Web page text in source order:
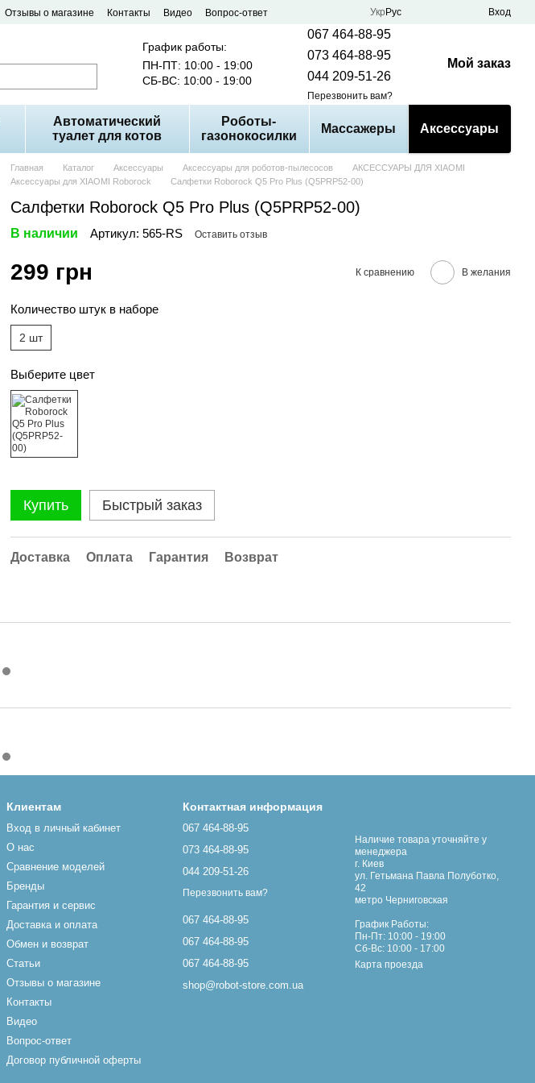
Отзывы о магазине Контакты Видео
Вопрос-ответ
Укр Рус Вход
График работы:
ПН-ПТ: 10:00 - 19:00
СБ-ВС: 10:00 - 19:00
067 464-88-95
073 464-88-95
044 209-51-26
Перезвонить вам?
Мой заказ
Автоматический
туалет для котов
Роботы-
газонокосилки
Массажеры Аксессуары
Главная Каталог Аксессуары Аксессуары для роботов-пылесосов
АКСЕССУАРЫ ДЛЯ XIAOMI
Аксессуары для XIAOMI Roborock
Салфетки Roborock Q5 Pro Plus (Q5PRP52-00)
Салфетки Roborock Q5 Pro Plus (Q5PRP52-00)
В наличии Артикул: 565-RS Оставить отзыв
299 грн К сравнению В желания
Количество штук в наборе
2 шт
Выберите цвет
Купить Быстрый заказ
Доставка Оплата Гарантия Возврат
Клиентам
Вход в личный кабинет
О нас
Сравнение моделей
Бренды
Гарантия и сервис
Доставка и оплата
Обмен и возврат
Статьи
Отзывы о магазине
Контакты
Видео
Вопрос-ответ
Договор публичной оферты
Контактная информация
067 464-88-95
073 464-88-95
044 209-51-26
Перезвонить вам?
067 464-88-95
067 464-88-95
067 464-88-95
shop@robot-store.com.ua
Наличие товара уточняйте у
менеджера
г. Киев
ул. Гетьмана Павла Полуботко,
42
метро Черниговская
График Работы:
Пн-Пт: 10:00 - 19:00
Сб-Вс: 10:00 - 17:00
Карта проезда